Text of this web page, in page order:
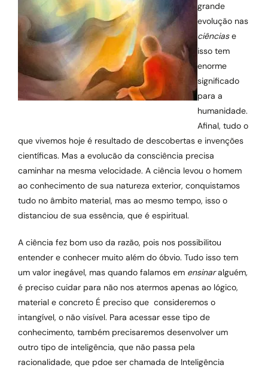
grande
evolução nas
ciênciase
isso tem
enorme
significado
para a
humanidade.
Afinal, tudo o
que vivemos hoje é resultado de descobertas e invenções
científicas. Mas a evolucão da consciência precisa
caminhar na mesma velocidade. A ciência levou o homem
ao conhecimento de sua natureza exterior, conquistamos
tudo no âmbito material, mas ao mesmo tempo, isso o
distanciou de sua essência, que é espiritual.
A ciência fez bom uso da razão, pois nos possibilitou
entender e conhecer muito além do óbvio. Tudo isso tem
um valor inegável, mas quando falamos em ensinaralguém,
é preciso cuidar para não nos atermos apenas ao lógico,
material e concreto É preciso que consideremos o
intangível, o não visível. Para acessar esse tipo de
conhecimento, também precisaremos desenvolver um
outro tipo de inteligência, que não passa pela
racionalidade, que pdoe ser chamada de Inteligência